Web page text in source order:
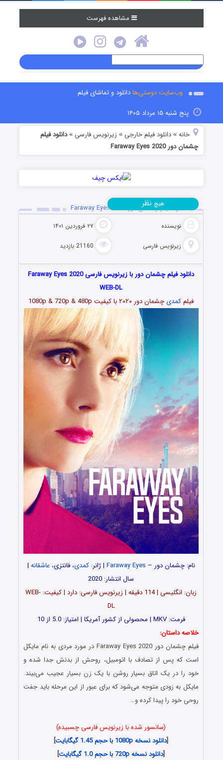
مشاهده فهرست
وب‌سایت دوستی‌هادانلود و تماشای فیلم
پنج شنبه ۱۵ مرداد ۱۴۰۵
خانه »دانلود فیلم خارجی » زیرنویس فارسی »دانلود فیلم
چشمان دور Faraway Eyes 2020
دانلود فیلم چشمان دور Faraway Eyes 2020
نویسنده ۲۷ فروردین ۱۴۰۱
زیرنویس فارسی 21160 بازدید
هیچ نظر
دانلود فیلم چشمان دور با زیرنویس فارسی Faraway Eyes 2020
WEB-DL
فیلمکمدی چشمان دور ۲۰۲۰ با کیفیت 1080p & 720p & 480p
نام: چشمان دور – Faraway Eyes | ژانر:کمدی، فانتزی،عاشقانه |
سال انتشار: 2020
زبان: انگلیسی | 114 دقیقه | زیرنویس فارسی: دارد | کیفیت: WEB-
DL
فرمت: MKV | محصولی از کشور آمریکا | امتیاز: 5.0 از 10
خلاصه داستان:
فیلم چشمان دور Faraway Eyes 2020 در مورد مردی به نام مایکل
است که پس از تصادف با اتومبیل، روحش از بدنش جدا شده و
خود را در یک اتاق بسیار روشن با یک زن بسیار عجیب می‌بیند.
مایکل به زودی متوجه می‌شود که برای عبور از این مرحله باید جفت
روحی خود را پیدا کرده و…
(سانسور شده با زیرنویس فارسی چسبیده)
[دانلود نسخه 1080p با حجم 1.45 گیگابایت
]
[دانلود نسخه 720p با حجم 1.0 گیگابایت
]